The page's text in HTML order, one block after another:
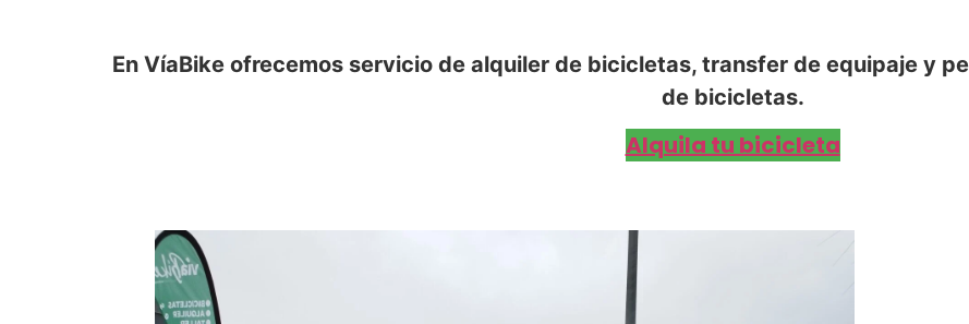
En VíaBike ofrecemos servicio de alquiler de bicicletas, transfer de equipaje y
de bicicletas.
Alquila tu bicicleta